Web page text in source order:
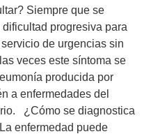
Siempre que se
progresiva para
de urgencias sin
veces este síntoma se
producida por
a enfermedades del
¿Cómo se diagnostica
enfermedad puede